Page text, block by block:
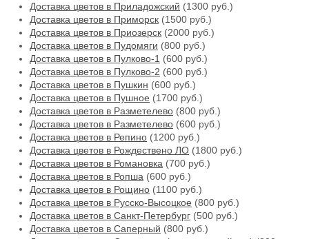
Доставка цветов в Приладожский (1300 руб.)
Доставка цветов в Приморск (1500 руб.)
Доставка цветов в Приозерск (2000 руб.)
Доставка цветов в Пудомяги (800 руб.)
Доставка цветов в Пулково-1 (600 руб.)
Доставка цветов в Пулково-2 (600 руб.)
Доставка цветов в Пушкин (600 руб.)
Доставка цветов в Пушное (1700 руб.)
Доставка цветов в Разметелево (800 руб.)
Доставка цветов в Разметелево (600 руб.)
Доставка цветов в Репино (1200 руб.)
Доставка цветов в Рождествено ЛО (1800 руб.)
Доставка цветов в Романовка (700 руб.)
Доставка цветов в Ропша (600 руб.)
Доставка цветов в Рощино (1100 руб.)
Доставка цветов в Русско-Высоцкое (800 руб.)
Доставка цветов в Санкт-Петербург (500 руб.)
Доставка цветов в Саперный (800 руб.)